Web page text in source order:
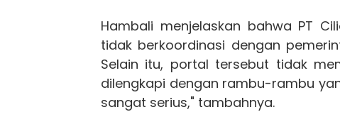
Hambali menjelaskan bahwa PT
tidak berkoordinasi dengan
Selain itu, portal tersebut tidak
dilengkapi dengan rambu-rambu
sangat serius," tambahnya.